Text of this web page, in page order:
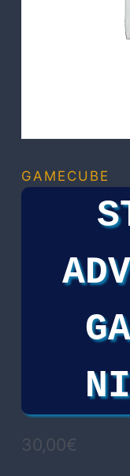
GAMECUBE
30,00€